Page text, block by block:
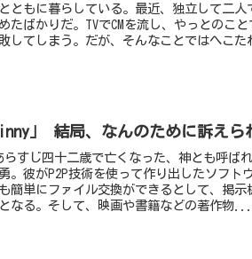
ともに暮らしている。最近、独立して二人
たばかりだ。TVでCMを流し、やっとのこ
してしまう。だが、そんなことではへこた
」 結局、なんのために訴えら
すじ四十二歳で亡くなった、神とも呼ば
。彼がP2P技術を使って作り出したソフト
簡単にファイル交換ができるとして、掲示
なる。そして、映画や書籍などの著作物...